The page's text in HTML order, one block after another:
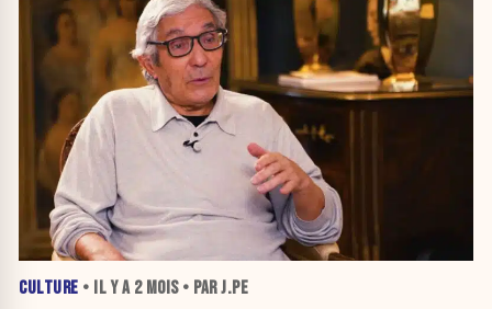
CULTURE • IL Y A 2 MOIS• PAR J.PE